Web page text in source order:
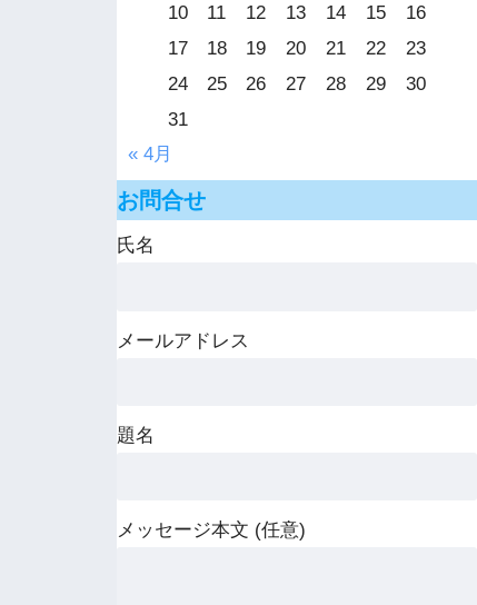
10
11 12 13 14 15
16
17
18 19 20 21 22
23
24
25 26 27 28 29
30
31
« 4月
お問合せ
氏名
メールアドレス
題名
メッセージ本文 (任意)